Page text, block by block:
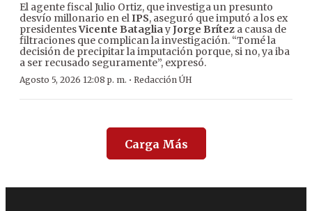
El agente fiscal Julio Ortiz, que investiga un presunto
desvío millonario en elIPS, aseguró que imputó a los ex
presidentesVicente BatagliayJorge Brítez a causa de
filtraciones que complican la investigación. “Tomé la
decisión de precipitar la imputación porque, si no, ya iba
a ser recusado seguramente”, expresó.
Agosto 5, 2026 12:08 p. m. · Redacción ÚH
Carga Más